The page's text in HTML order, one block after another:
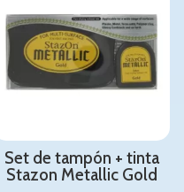
Set de tampón + tinta
Stazon Metallic Gold